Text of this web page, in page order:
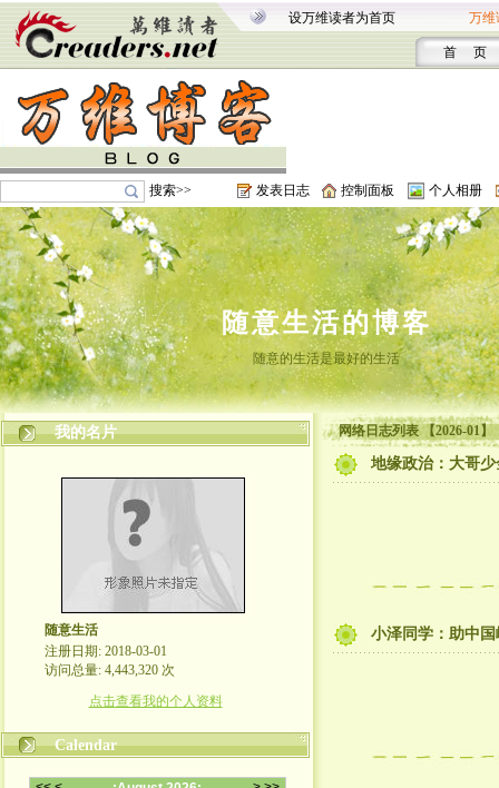
设万维读者为首页 万维
首 页
搜索>> 发表日志 控制面板 个人相册
随意生活的博客
随意的生活是最好的生活
我的名片
随意生活
注册日期: 2018-03-01
访问总量: 4,443,320 次
点击查看我的个人资料
Calendar
网络日志列表 【2026-01】
地缘政治：大哥
小泽同学：助中